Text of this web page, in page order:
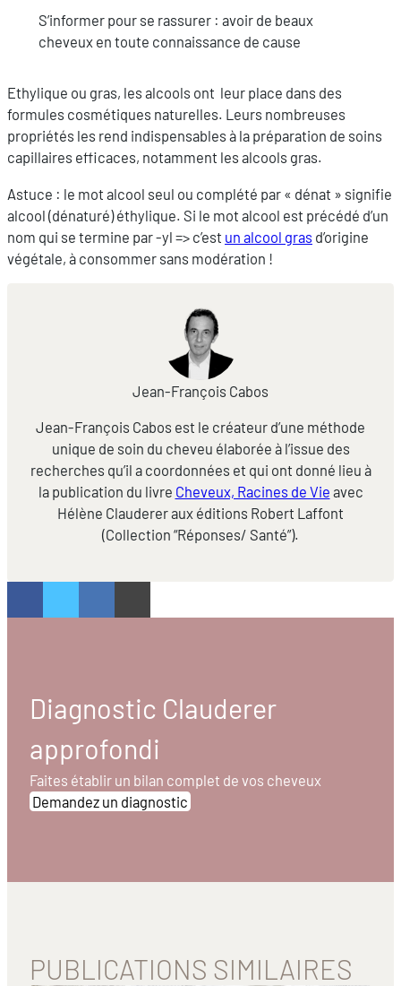
S’informer pour se rassurer : avoir de beaux
cheveux en toute connaissance de cause
Ethylique ou gras, les alcools ont leur place dans des
formules cosmétiques naturelles. Leurs nombreuses
propriétés les rend indispensables à la préparation de soins
capillaires efficaces, notamment les alcools gras.
Astuce : le mot alcool seul ou complété par « dénat » signifie
alcool (dénaturé) éthylique. Si le mot alcool est précédé d’un
nom qui se termine par -yl => c’est un alcool gras d’origine
végétale, à consommer sans modération !
Jean-François Cabos
Jean-François Cabos est le créateur d’une méthode
unique de soin du cheveu élaborée à l’issue des
recherches qu’il a coordonnées et qui ont donné lieu à
la publication du livre Cheveux, Racines de Vie avec
Hélène Clauderer aux éditions Robert Laffont
(Collection “Réponses/ Santé”).
Diagnostic Clauderer
approfondi
Faites établir un bilan complet de vos cheveux
Demandez un diagnostic
PUBLICATIONS SIMILAIRES